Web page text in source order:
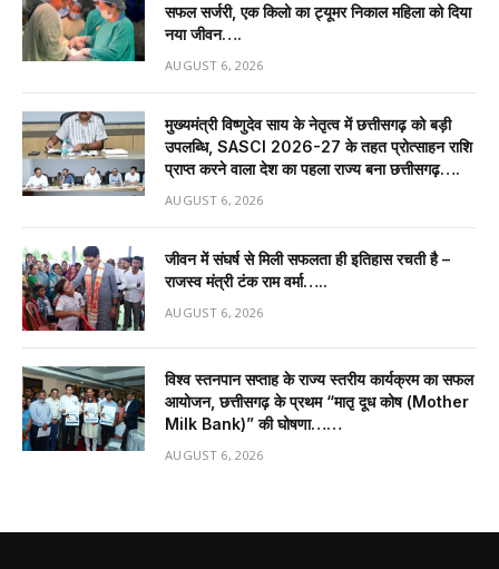
सफल सर्जरी, एक किलो का ट्यूमर निकाल महिला को दिया
नया जीवन….
AUGUST 6, 2026
मुख्यमंत्री विष्णुदेव साय के नेतृत्व में छत्तीसगढ़ को बड़ी
उपलब्धि, SASCI 2026-27 के तहत प्रोत्साहन राशि
प्राप्त करने वाला देश का पहला राज्य बना छत्तीसगढ़….
AUGUST 6, 2026
जीवन में संघर्ष से मिली सफलता ही इतिहास रचती है –
राजस्व मंत्री टंक राम वर्मा…..
AUGUST 6, 2026
विश्व स्तनपान सप्ताह के राज्य स्तरीय कार्यक्रम का सफल
आयोजन, छत्तीसगढ़ के प्रथम “मातृ दूध कोष (Mother
Milk Bank)” की घोषणा……
AUGUST 6, 2026